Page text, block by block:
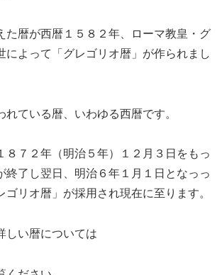
た暦が西暦１５８２年、ローマ教皇・グ
によって「グレゴリオ暦」が作られまし
れている暦、いわゆる西暦です。
８７２年（明治５年）１２月３日をもっ
終了し翌日、明治６年１月１日となっっ
ゴリオ暦」が採用され現在に至ります。
い暦については